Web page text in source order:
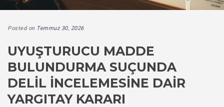
Posted on Temmuz 30, 2026
UYUŞTURUCU MADDE
BULUNDURMA SUÇUNDA
DELIL İNCELEMESINE DAIR
YARGITAY KARARI